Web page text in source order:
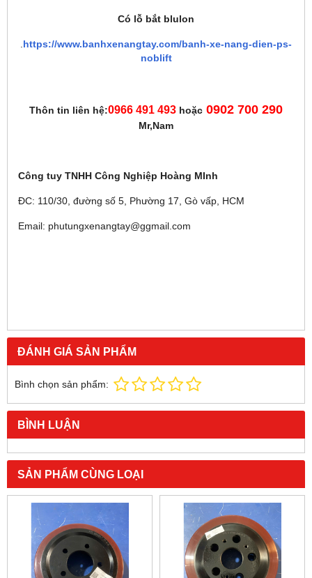
Có lỗ bắt blulon
https://www.banhxenangtay.com/banh-xe-nang-dien-ps-
noblift
Thôn tin liên hệ:0966 491 493 hoặc 0902 700 290
Mr,Nam
Công tuy TNHH Công Nghiệp Hoàng MInh
ĐC: 110/30, đường số 5, Phường 17, Gò vấp, HCM
Email: phutungxenangtay@ggmail.com
ĐÁNH GIÁ SẢN PHẨM
Bình chọn sản phẩm:
BÌNH LUẬN
SẢN PHẨM CÙNG LOẠI